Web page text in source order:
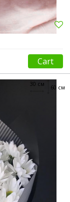
Cart
60 см
30 см